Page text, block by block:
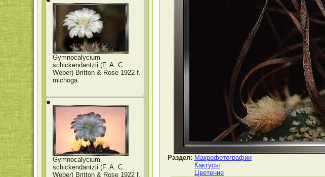
Gymnocalycium
schickendantzii (F. A. C.
Weber) Britton & Rose 1922 f.
michoga
Gymnocalycium
schickendantzii (F. A. C.
Weber) Britton & Rose 1922 f.
Раздел: Макрофотографии
Кактусы
Цветение